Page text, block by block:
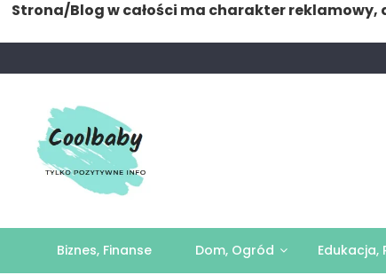
Strona/Blog w całości ma charakter reklamowy,
to
Biznes, Finanse Dom, Ogród Edukacja,